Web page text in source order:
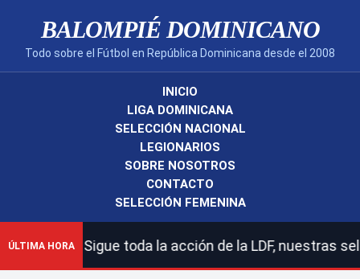
BALOMPIÉ DOMINICANO
Todo sobre el Fútbol en República Dominicana desde el 2008
INICIO
LIGA DOMINICANA
SELECCIÓN NACIONAL
LEGIONARIOS
SOBRE NOSOTROS
CONTACTO
SELECCIÓN FEMENINA
ÚLTIMA HORA
| Sigue toda la acción de la LDF, nuestras